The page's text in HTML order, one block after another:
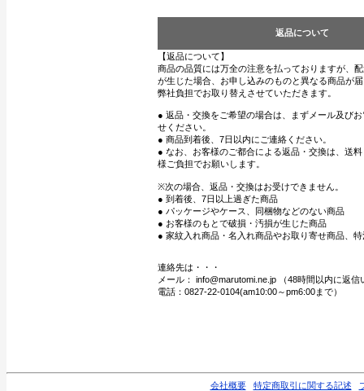
返品について
【返品について】
商品の品質には万全の注意を払っておりますが、
が生じた場合、お申し込みのものと異なる商品が
弊社負担でお取り替えさせていただきます。
● 返品・交換をご希望の場合は、まずメール及び
せください。
● 商品到着後、7日以内にご連絡ください。
● なお、お客様のご都合による返品・交換は、送
様ご負担でお願いします。
※次の場合、返品・交換はお受けできません。
● 到着後、7日以上過ぎた商品
● パッケージやケース、同梱物などのない商品
● お客様のもとで破損・汚損が生じた商品
● 家紋入れ商品・名入れ商品やお取り寄せ商品、
連絡先は・・・
メール： info@marutomi.ne.jp （48時間以内に返信
電話：0827-22-0104(am10:00～pm6:00まで）
会社概要 特定商取引に関する記述